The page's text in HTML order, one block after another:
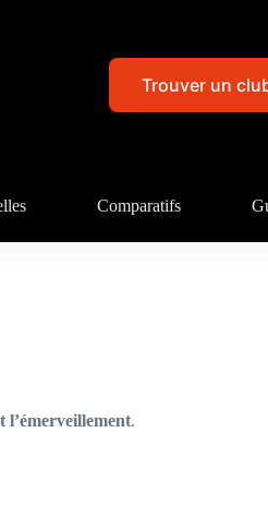
Trouver un
Comparatifs
l’émerveillement.